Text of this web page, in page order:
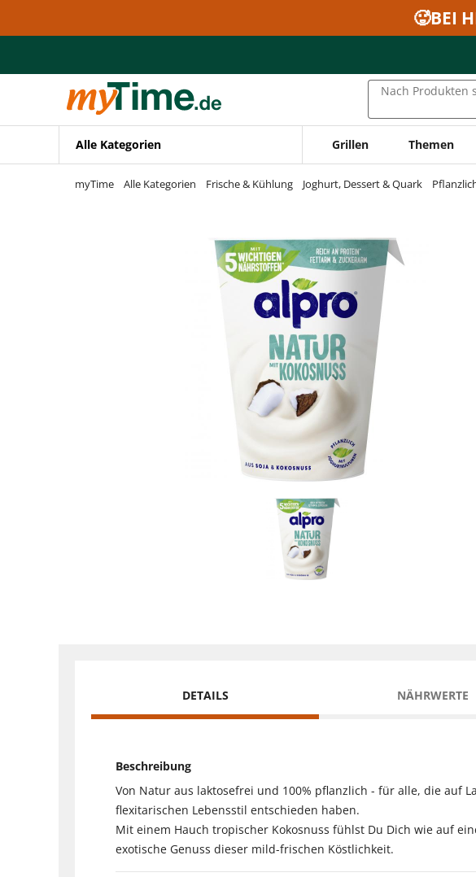
Zur Navigation springen
🥵BEI
Nach Produkten
Alle Kategorien Grillen Themen
myTime Alle Kategorien Frische & Kühlung Joghurt, Dessert & Quark
DETAILS NÄHRWERTE
Beschreibung
Von Natur aus laktosefrei und 100% pflanzlich - für alle, die auf
flexitarischen Lebensstil entschieden haben.
Mit einem Hauch tropischer Kokosnuss fühlst Du Dich wie auf
exotische Genuss dieser mild-frischen Köstlichkeit.